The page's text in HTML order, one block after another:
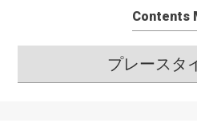
Contents
プレースタ